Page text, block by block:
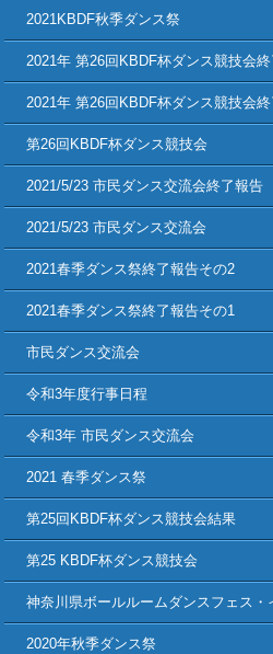
2021KBDF秋季ダンス祭
2021年 第26回KBDF杯ダンス競技会
2021年 第26回KBDF杯ダンス競技会
第26回KBDF杯ダンス競技会
2021/5/23 市民ダンス交流会終了報告
2021/5/23 市民ダンス交流会
2021春季ダンス祭終了報告その2
2021春季ダンス祭終了報告その1
市民ダンス交流会
令和3年度行事日程
令和3年 市民ダンス交流会
2021 春季ダンス祭
第25回KBDF杯ダンス競技会結果
第25 KBDF杯ダンス競技会
神奈川県ボールルームダンスフェス
2020年秋季ダンス祭